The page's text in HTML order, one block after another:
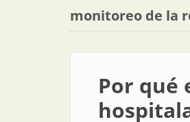
monitoreo de la
Por qué